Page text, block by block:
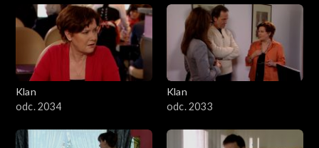
Klan
odc. 2034
Klan
odc. 2033